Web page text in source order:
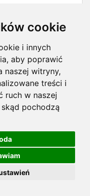
Państwu
ustawień dotyczących
warunki
cookie
i innych
aby poprawić
naszej witryny,
treści i
ruch w naszej
pochodzą